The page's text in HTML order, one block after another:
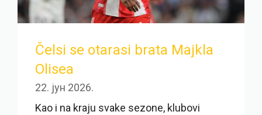
Čelsi se otarasi brata Majkla
Olisea
22. јун 2026.
Kao i na kraju svake sezone, klubovi